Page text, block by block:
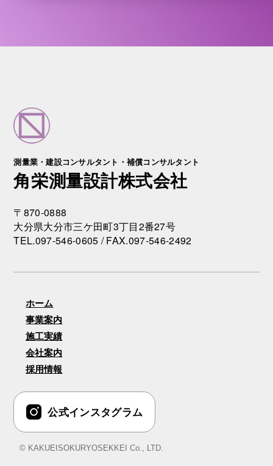
測量業・建設コンサルタント・補償コンサルタント
角栄測量設計株式会社
〒870-0888
大分県大分市三ケ田町3丁目2番27号
TEL.097-546-0605 / FAX.097-546-2492
ホーム
事業案内
施工実績
会社案内
採用情報
公式インスタグラム
© KAKUEISOKURYOSEKKEI Co., LTD.